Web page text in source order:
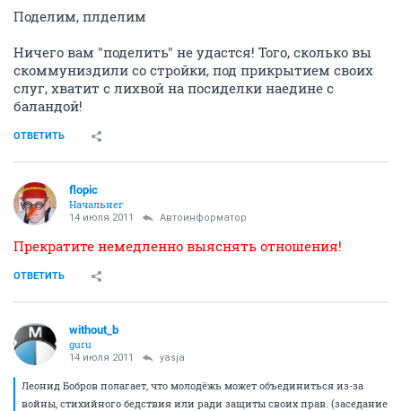
Поделим, плделим
Ничего вам "поделить" не удастся! Того, сколько вы
скоммуниздили со стройки, под прикрытием своих
слуг, хватит с лихвой на посиделки наедине с
баландой!
ОТВЕТИТЬ
flopic
Начальнег
14 июля 2011 Автоинформатор
Прекратите немедленно выяснять отношения!
ОТВЕТИТЬ
without_b
guru
14 июля 2011 yasja
Леонид Бобров полагает, что молодёжь может объединиться из-за
войны, стихийного бедствия или ради защиты своих прав. (заседание